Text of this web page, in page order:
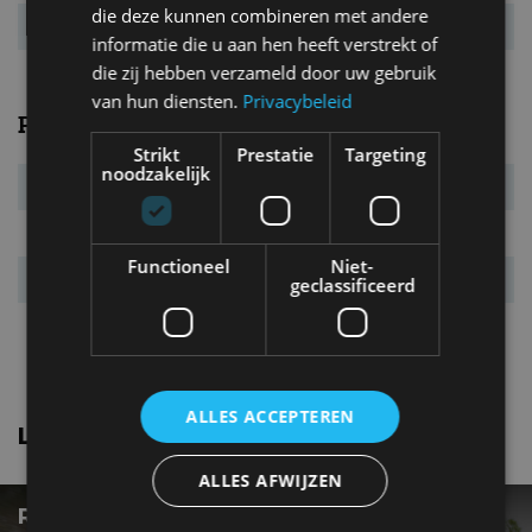
Energielabel A
Prestaties
Systeemvermogen
Acc. 0-100 km/u 10,3 s
Lexus Ct nieuws
REVIEW – LEXUS LBX (2024) – COMPACTE
die deze kunnen combineren met andere
informatie die u aan hen heeft verstrekt of
die zij hebben verzameld door uw gebruik
van hun diensten. Privacybeleid
Strikt
noodzakelijk
Prestatie Targeting
Functioneel
Niet-
geclassificeerd
ALLES ACCEPTEREN
ALLES AFWIJZEN